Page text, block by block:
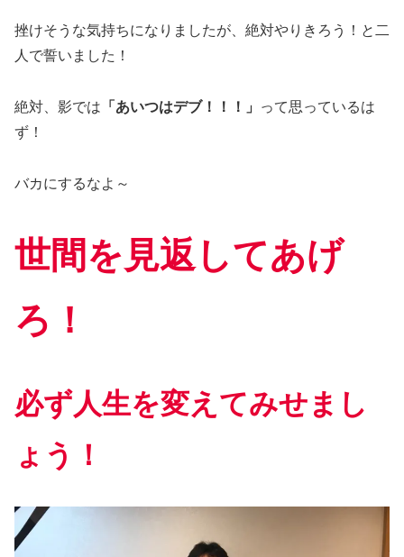
挫けそうな気持ちになりましたが、絶対やりきろう！と二
人で誓いました！
絶対、影では 「あいつはデブ！！！」
って思っているは
ず！
バカにするなよ～
世間を見返してあげ
ろ！
必ず人生を変えてみせまし
ょう！